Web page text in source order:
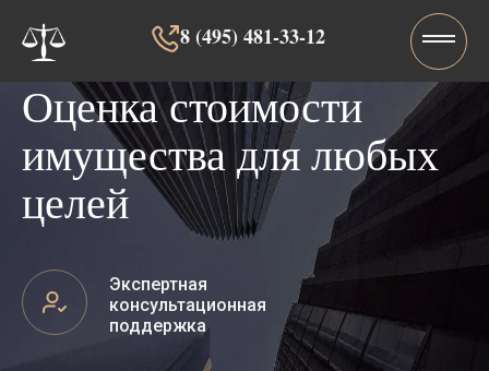
8 (495) 481-33-12‬‬
Оценка стоимости
имущества для любых
целей
Экспертная
консультационная
поддержка